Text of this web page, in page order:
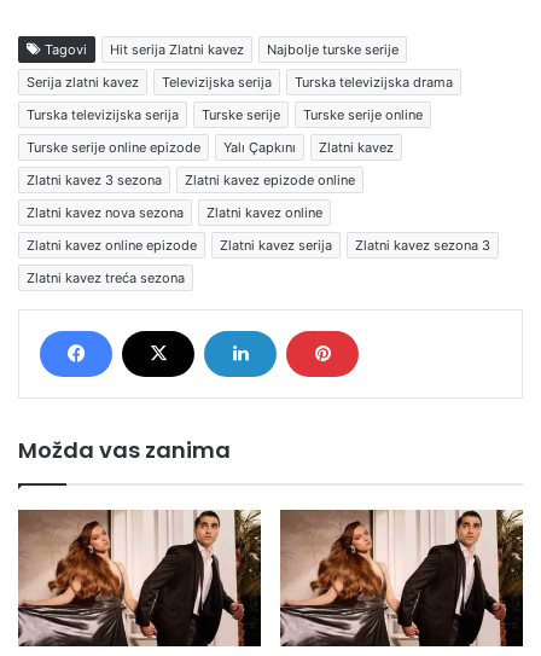
Tagovi Hit serija Zlatni kavez
Najbolje turske serije
Serija zlatni kavez
Televizijska serija
Turska televizijska drama
Turska televizijska serija
Turske serije
Turske serije online
Turske serije online epizode
Yalı Çapkını
Zlatni kavez
Zlatni kavez 3 sezona
Zlatni kavez epizode online
Zlatni kavez nova sezona
Zlatni kavez online
Zlatni kavez online epizode
Zlatni kavez serija
Zlatni kavez sezona 3
Zlatni kavez treća sezona
Možda vas zanima